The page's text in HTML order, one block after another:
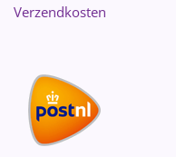
Verzendkosten